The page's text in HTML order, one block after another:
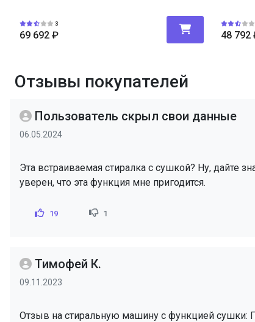
3
69 692 ₽ 48 792
Отзывы покупателей
Пользователь скрыл свои данные
06.05.2024
Эта встраиваемая стиралка с сушкой? Ну, дайте
уверен, что эта функция мне пригодится.
19 1
Тимофей К.
09.11.2023
Отзыв на стиральную машину с функцией сушки: